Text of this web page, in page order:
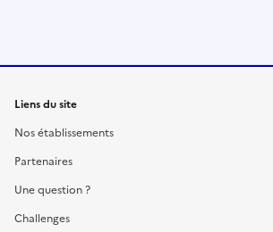
Liens du site
Nos établissements
Partenaires
Une question ?
Challenges